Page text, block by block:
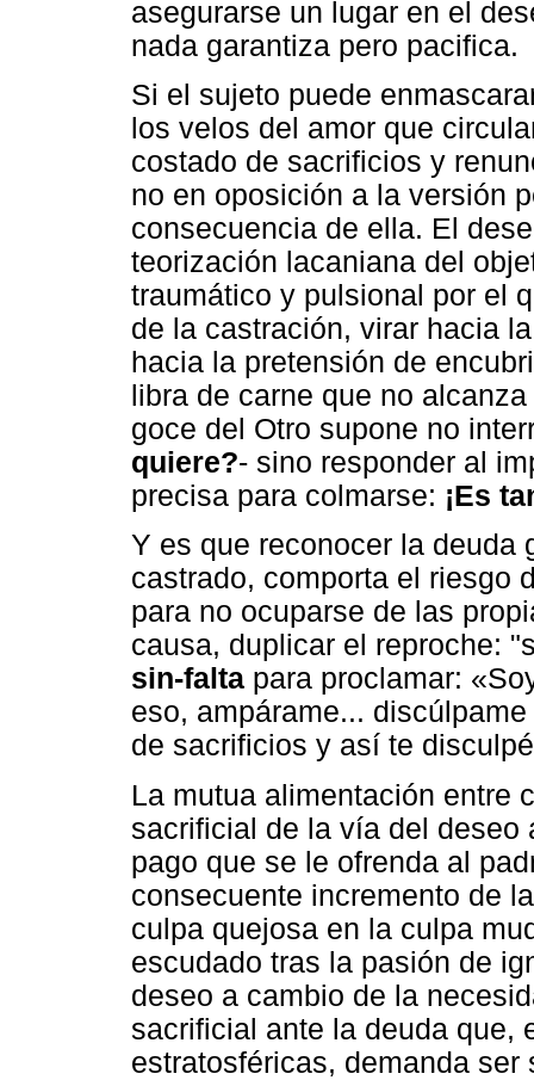
asegurarse un lugar en el
nada garantiza pero pacifica.
Si el sujeto puede
los velos del amor que
costado de sacrificios y
no en oposición a la versión
consecuencia de ella. El
teorización lacaniana del
traumático y pulsional por el
de la castración, virar hacia
hacia la pretensión de
libra de carne que no
goce del Otro supone no
quiere?- sino responder al
precisa para colmarse: ¡Es
Y es que reconocer la deuda
castrado, comporta el riesgo
para no ocuparse de las
causa, duplicar el reproche:
sin-falta para proclamar:
eso, ampárame...
de sacrificios y así te
La mutua alimentación entre
sacrificial de la vía del
pago que se le ofrenda al
consecuente incremento de
culpa quejosa en la culpa
escudado tras la pasión de
deseo a cambio de la
sacrificial ante la deuda que,
estratosféricas, demanda ser